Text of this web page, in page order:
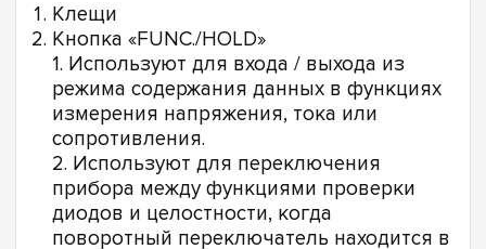
Клещи
Кнопка «FUNC./HOLD»
1. Используют для входа / выхода из
режима содержания данных в функциях
измерения напряжения, тока или
сопротивления.
2. Используют для переключения
прибора между функциями проверки
диодов и целостности, когда
поворотный переключатель находится в